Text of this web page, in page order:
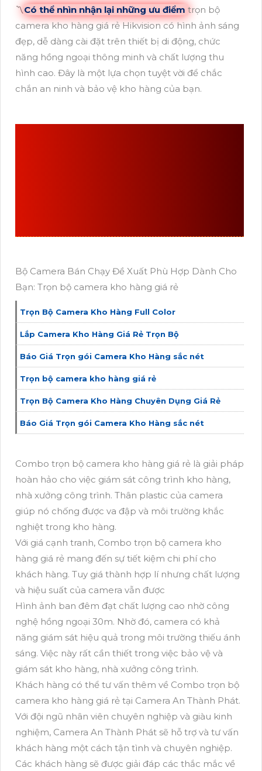
〽Có thể nhìn nhận lại những ưu điểm trọn bộ
camera kho hàng giá rẻ Hikvision có hình ảnh sáng
đẹp, dễ dàng cài đặt trên thiết bị di động, chức
năng hồng ngoại thông minh và chất lượng thu
hình cao. Đây là một lựa chọn tuyệt vời để chắc
chắn an ninh và bảo vệ kho hàng của bạn.
Bộ Camera Bán Chạy Đề Xuất Phù Hợp Dành Cho
Bạn: Trọn bộ camera kho hàng giá rẻ
Trọn Bộ Camera Kho Hàng Full Color
Lắp Camera Kho Hàng Giá Rẻ Trọn Bộ
Báo Giá Trọn gói Camera Kho Hàng sắc nét
Trọn bộ camera kho hàng giá rẻ
Trọn Bộ Camera Kho Hàng Chuyên Dụng Giá Rẻ
Báo Giá Trọn gói Camera Kho Hàng sắc nét
Combo trọn bộ camera kho hàng giá rẻ là giải pháp
hoàn hảo cho việc giám sát công trình kho hàng,
nhà xưởng công trình. Thân plastic của camera
giúp nó chống được va đập và môi trường khắc
nghiệt trong kho hàng.
Với giá cạnh tranh, Combo trọn bộ camera kho
hàng giá rẻ mang đến sự tiết kiệm chi phí cho
khách hàng. Tuy giá thành hợp lí nhưng chất lượng
và hiệu suất của camera vẫn được
Hình ảnh ban đêm đạt chất lượng cao nhờ công
nghệ hồng ngoại 30m. Nhờ đó, camera có khả
năng giám sát hiệu quả trong môi trường thiếu ánh
sáng. Việc này rất cần thiết trong việc bảo vệ và
giám sát kho hàng, nhà xưởng công trình.
Khách hàng có thể tư vấn thêm về Combo trọn bộ
camera kho hàng giá rẻ tại Camera An Thành Phát.
Với đội ngũ nhân viên chuyên nghiệp và giàu kinh
nghiệm, Camera An Thành Phát sẽ hỗ trợ và tư vấn
khách hàng một cách tận tình và chuyên nghiệp.
Các khách hàng sẽ được giải đáp các thắc mắc về